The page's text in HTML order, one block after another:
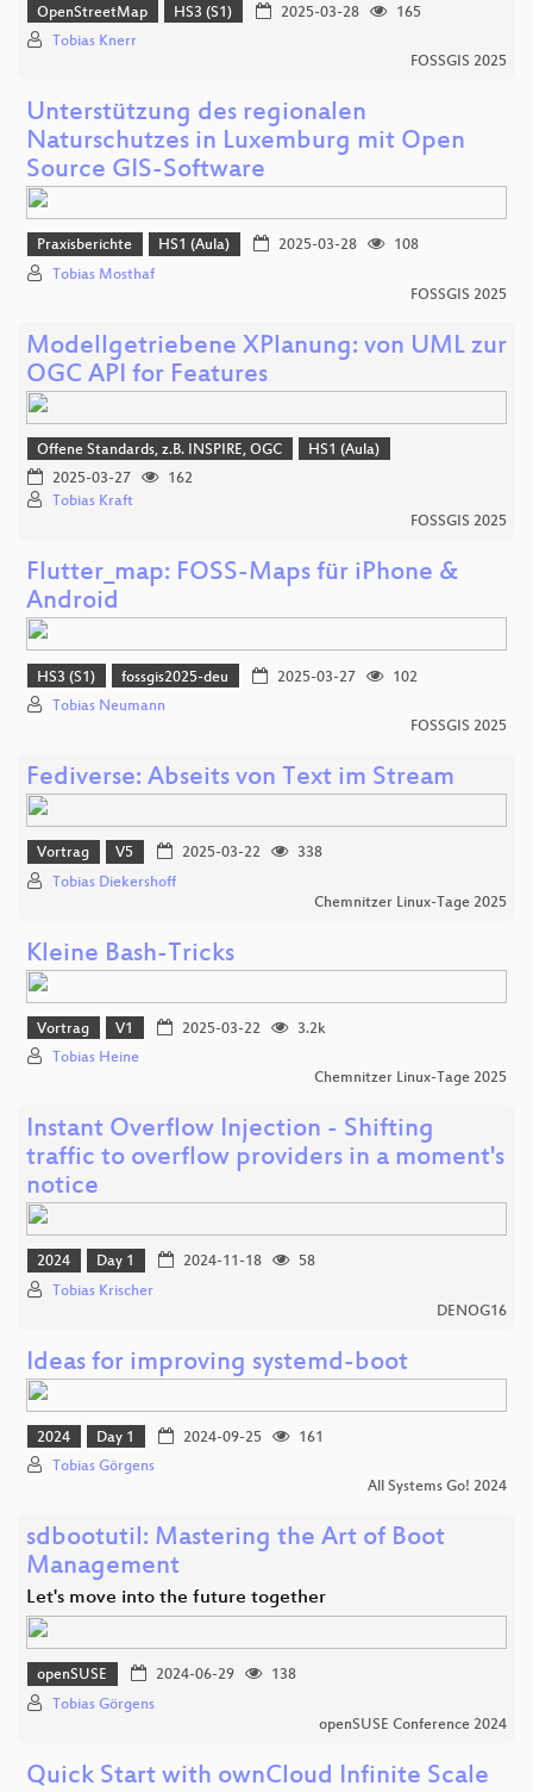
OpenStreetMap HS3 (S1) 2025-03-28
165
Tobias Knerr
FOSSGIS 2025
Unterstützung des regionalen
Naturschutzes in Luxemburg mit Open
Source GIS-Software
Praxisberichte HS1 (Aula) 2025-03-28
108
Tobias Mosthaf
FOSSGIS 2025
Modellgetriebene XPlanung: von UML zur
OGC API for Features
Offene Standards, z.B. INSPIRE, OGC
HS1 (Aula)
2025-03-27
162
Tobias Kraft
FOSSGIS 2025
Flutter_map: FOSS-Maps für iPhone &
Android
HS3 (S1) fossgis2025-deu 2025-03-27
102
Tobias Neumann
FOSSGIS 2025
Fediverse: Abseits von Text im Stream
Vortrag V5 2025-03-22
338
Tobias Diekershoff
Chemnitzer Linux-Tage 2025
Kleine Bash-Tricks
Vortrag V1 2025-03-22
3.2k
Tobias Heine
Chemnitzer Linux-Tage 2025
Instant Overflow Injection - Shifting
traffic to overflow providers in a moment's
notice
2024 Day 1 2024-11-18
58
Tobias Krischer
DENOG16
Ideas for improving systemd-boot
2024 Day 1 2024-09-25
161
Tobias Görgens
All Systems Go! 2024
sdbootutil: Mastering the Art of Boot
Management
Let's move into the future together
openSUSE 2024-06-29
138
Tobias Görgens
openSUSE Conference 2024
Quick Start with ownCloud Infinite Scale